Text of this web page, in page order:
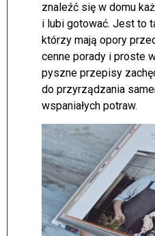
znaleźć się w domu
i lubi gotować. Jest to
którzy mają opory
cenne porady i proste
pyszne przepisy
do przyrządzania
wspaniałych potraw.